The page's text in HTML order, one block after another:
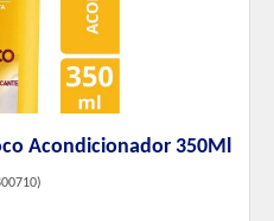
Acondicionador 350Ml
)